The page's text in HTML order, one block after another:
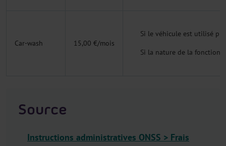
Car-wash 15,00 €/mois
Si le véhicule est utilisé
Si la nature de la fonction
Source
Instructions administratives ONSS > Frais